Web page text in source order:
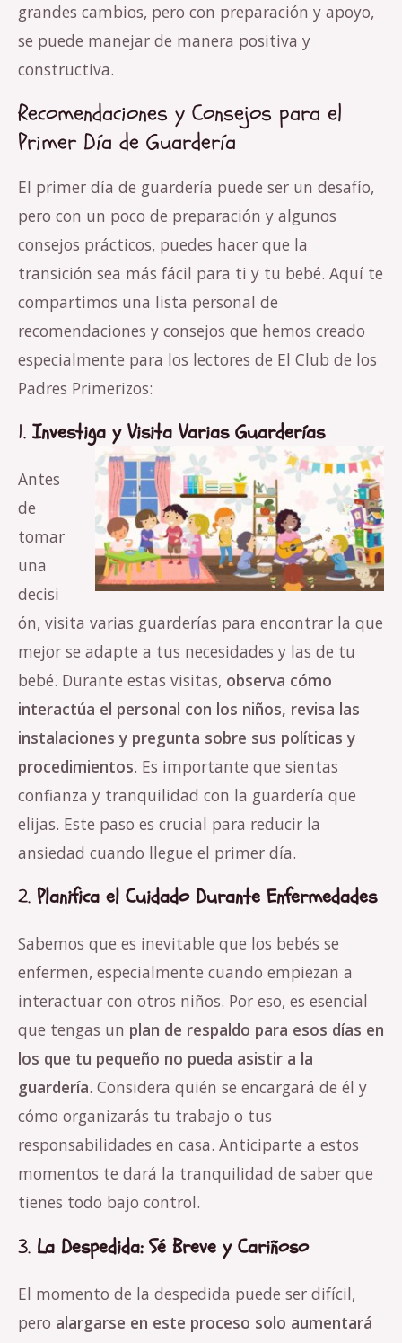
grandes cambios, pero con preparación y apoyo,
se puede manejar de manera positiva y
constructiva.
Recomendaciones y Consejos para el
Primer Día de Guardería
El primer día de guardería puede ser un desafío,
pero con un poco de preparación y algunos
consejos prácticos, puedes hacer que la
transición sea más fácil para ti y tu bebé. Aquí te
compartimos una lista personal de
recomendaciones y consejos que hemos creado
especialmente para los lectores de El Club de los
Padres Primerizos:
1.Investiga y Visita Varias Guarderías
Antes
de
tomar
una
decisi
ón, visita varias guarderías para encontrar la que
mejor se adapte a tus necesidades y las de tu
bebé. Durante estas visitas, observa cómo
interactúa el personal con los niños, revisa las
instalaciones y pregunta sobre sus políticas y
procedimientos. Es importante que sientas
confianza y tranquilidad con la guardería que
elijas. Este paso es crucial para reducir la
ansiedad cuando llegue el primer día.
2. Planifica el Cuidado Durante Enfermedades
Sabemos que es inevitable que los bebés se
enfermen, especialmente cuando empiezan a
interactuar con otros niños. Por eso, es esencial
que tengas un plan de respaldo para esos días en
los que tu pequeño no pueda asistir a la
guardería. Considera quién se encargará de él y
cómo organizarás tu trabajo o tus
responsabilidades en casa. Anticiparte a estos
momentos te dará la tranquilidad de saber que
tienes todo bajo control.
3. La Despedida: Sé Breve y Cariñoso
El momento de la despedida puede ser difícil,
pero alargarse en este proceso solo aumentará